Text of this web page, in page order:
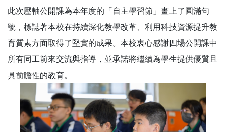
此次壓軸公開課為本年度的「自主學習節」畫上了圓滿句
號，標誌著本校在持續深化教學改革、利用科技資源提升教
育質素方面取得了堅實的成果。本校衷心感謝四場公開課中
所有同工前來交流與指導，並承諾將繼續為學生提供優質且
具前瞻性的教育。